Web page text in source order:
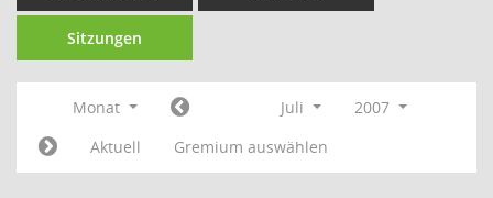
Sitzungen
Monat Juli
2007
Aktuell
Gremium auswählen